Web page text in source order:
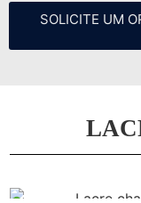
SOLICITE UM